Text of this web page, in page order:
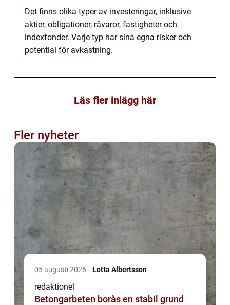
Det finns olika typer av investeringar, inklusive
aktier, obligationer, råvaror, fastigheter och
indexfonder. Varje typ har sina egna risker och
potential för avkastning.
Läs fler inlägg här
Fler nyheter
05 augusti 2026 Lotta Albertsson
redaktionel
Betongarbeten borås en stabil grund